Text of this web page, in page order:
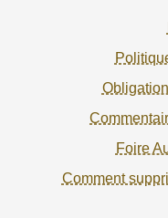
Foire
Comment